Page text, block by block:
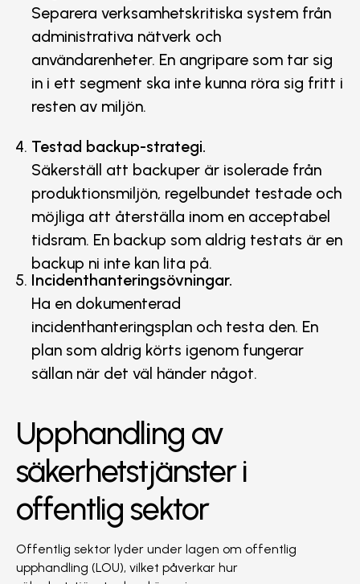
Separera verksamhetskritiska system från
administrativa nätverk och
användarenheter. En angripare som tar sig
in i ett segment ska inte kunna röra sig fritt i
resten av miljön.
Testad backup-strategi.
Säkerställ att backuper är isolerade från
produktionsmiljön, regelbundet testade och
möjliga att återställa inom en acceptabel
tidsram. En backup som aldrig testats är en
backup ni inte kan lita på.
Incidenthanteringsövningar.
Ha en dokumenterad
incidenthanteringsplan och testa den. En
plan som aldrig körts igenom fungerar
sällan när det väl händer något.
Upphandling av
säkerhetstjänster i
offentlig sektor
Offentlig sektor lyder under lagen om offentlig
upphandling (LOU), vilket påverkar hur